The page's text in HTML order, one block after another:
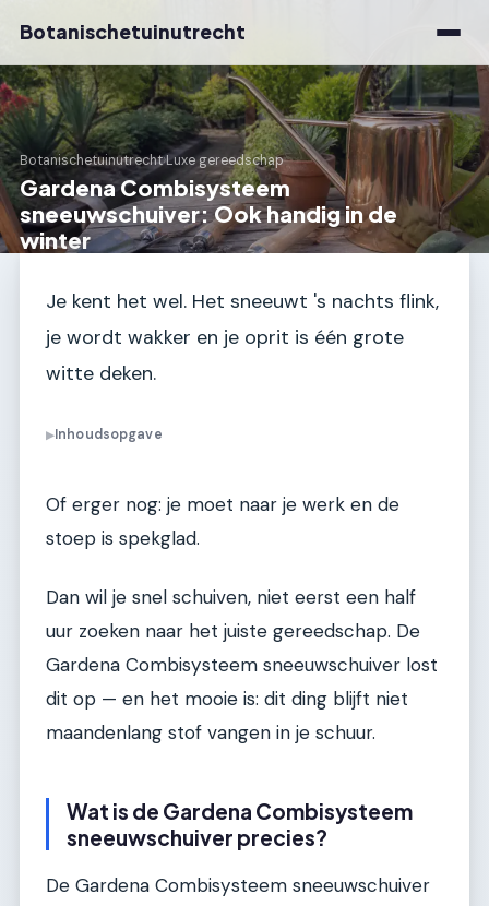
Botanischetuinutrecht
Botanischetuinutrecht›Luxe gereedschap
Gardena Combisysteem
sneeuwschuiver: Ook handig in de
winter
Je kent het wel. Het sneeuwt 's nachts flink,
je wordt wakker en je oprit is één grote
witte deken.
▶Inhoudsopgave
Of erger nog: je moet naar je werk en de
stoep is spekglad.
Dan wil je snel schuiven, niet eerst een half
uur zoeken naar het juiste gereedschap. De
Gardena Combisysteem sneeuwschuiver lost
dit op — en het mooie is: dit ding blijft niet
maandenlang stof vangen in je schuur.
Wat is de Gardena Combisysteem
sneeuwschuiver precies?
De Gardena Combisysteem sneeuwschuiver